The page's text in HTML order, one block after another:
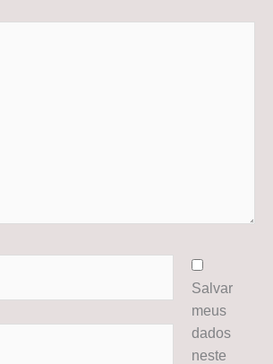
Salvar
meus
dados
neste